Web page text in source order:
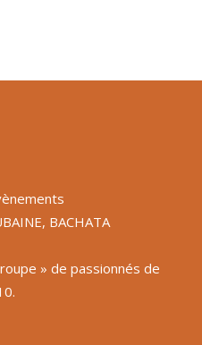
BACHATA
» de passionnés de